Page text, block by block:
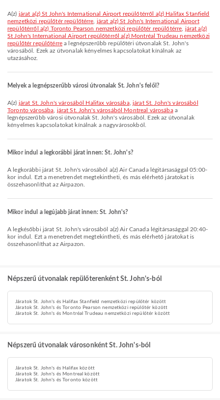
A(z) járat a(z) St John's International Airport repülőtérről a(z) Halifax Stanfield
nemzetközi repülőtér repülőtérre járat a(z) St John's International Airport
repülőtérről a(z) Toronto Pearson nemzetközi repülőtér repülőtérre járat a(z)
St John's International Airport repülőtérről a(z) Montréal Trudeau nemzetközi
repülőtér repülőtérrea legnépszerűbb repülőtéri útvonalak St. John's
városából. Ezek az útvonalak kényelmes kapcsolatokat kínálnak az
utazásához.
Melyek a legnépszerűbb városi útvonalak St. John's felől?
A(z) járat St. John's városából Halifax városába,járat St. John's városából
Toronto városába járat St. John's városából Montreal városábaa
legnépszerűbb városi útvonalak St. John's városából. Ezek az útvonalak
kényelmes kapcsolatokat kínálnak a nagyvárosokból.
Mikor indul a legkorábbi járat innen: St. John's?
A legkorábbi járat St. John's városából a(z) Air Canada légitársasággal 05:00-
kor indul. Ezt a menetrendet megtekintheti, és más elérhető járatokat is
összehasonlíthat az Airpazon.
Mikor indul a legújabb járat innen: St. John's?
A legkésőbbi járat St. John's városából a(z) Air Canada légitársasággal 20:40-
kor indul. Ezt a menetrendet megtekintheti, és más elérhető járatokat is
összehasonlíthat az Airpazon.
Népszerű útvonalak repülőterenként St. John's-ból
Járatok St. John's és Halifax Stanfield nemzetközi repülőtér között
Járatok St. John's és Toronto Pearson nemzetközi repülőtér között
Járatok St. John's és Montréal Trudeau nemzetközi repülőtér között
Népszerű útvonalak városonként St. John's-ból
Járatok St. John's és Halifax között
Járatok St. John's és Montreal között
Járatok St. John's és Toronto között